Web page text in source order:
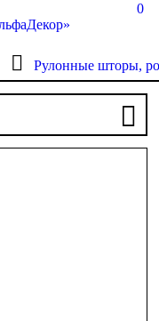
0
Рулонные шторы,